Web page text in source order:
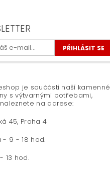
je součástí naší kamenné
s výtvarnými potřebami,
na adrese:
45, Praha 4
- 9 - 18 hod.
13 hod.